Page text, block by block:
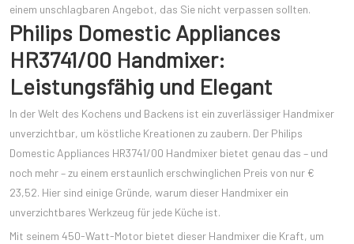
einem unschlagbaren Angebot, das Sie nicht verpassen sollten.
Philips Domestic Appliances
HR3741/00 Handmixer:
Leistungsfähig und Elegant
In der Welt des Kochens und Backens ist ein zuverlässiger Handmixer
unverzichtbar, um köstliche Kreationen zu zaubern. Der Philips
Domestic Appliances HR3741/00 Handmixer bietet genau das – und
noch mehr – zu einem erstaunlich erschwinglichen Preis von nur €
23,52. Hier sind einige Gründe, warum dieser Handmixer ein
unverzichtbares Werkzeug für jede Küche ist.
Mit seinem 450-Watt-Motor bietet dieser Handmixer die Kraft, um